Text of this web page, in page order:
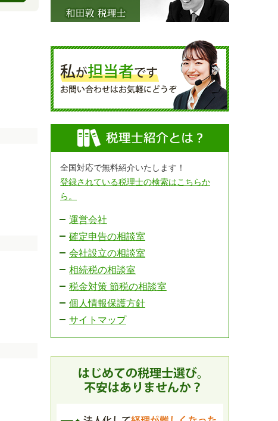
全国対応で無料紹介いたします！
登録されている税理士の検索はこちらか
ら。
運営会社
確定申告の相談室
会社設立の相談室
相続税の相談室
税金対策 節税の相談室
個人情報保護方針
サイトマップ